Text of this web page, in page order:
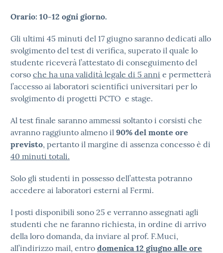
Orario: 10-12 ogni giorno.
Gli ultimi 45 minuti del 17 giugno saranno dedicati allo
svolgimento del test di verifica, superato il quale lo
studente riceverà l’attestato di conseguimento del
corso che ha una validità legale di 5 anni e permetterà
l’accesso ai laboratori scientifici universitari per lo
svolgimento di progetti PCTO e stage.
Al test finale saranno ammessi soltanto i corsisti che
avranno raggiunto almeno il 90% del monte ore
previsto, pertanto il margine di assenza concesso è di
40 minuti totali.
Solo gli studenti in possesso dell’attesta potranno
accedere ai laboratori esterni al Fermi.
I posti disponibili sono 25 e verranno assegnati agli
studenti che ne faranno richiesta, in ordine di arrivo
della loro domanda, da inviare al prof. F.Muci,
all’indirizzo mail, entro domenica 12 giugno alle ore